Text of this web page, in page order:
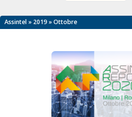
Assintel » 2019» Ottobre